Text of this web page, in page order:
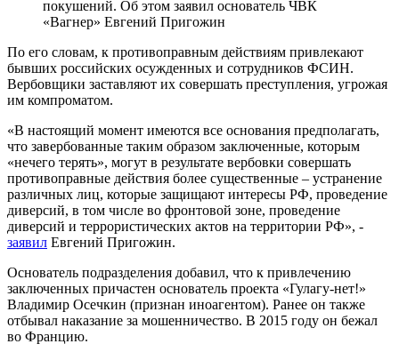
покушений. Об этом заявил основатель ЧВК
«Вагнер» Евгений Пригожин
По его словам, к противоправным действиям привлекают
бывших российских осужденных и сотрудников ФСИН.
Вербовщики заставляют их совершать преступления, угрожая
им компроматом.
«В настоящий момент имеются все основания предполагать,
что завербованные таким образом заключенные, которым
«нечего терять», могут в результате вербовки совершать
противоправные действия более существенные – устранение
различных лиц, которые защищают интересы РФ, проведение
диверсий, в том числе во фронтовой зоне, проведение
диверсий и террористических актов на территории РФ», -
заявил Евгений Пригожин.
Основатель подразделения добавил, что к привлечению
заключенных причастен основатель проекта «Гулагу-нет!»
Владимир Осечкин (признан иноагентом). Ранее он также
отбывал наказание за мошенничество. В 2015 году он бежал
во Францию.